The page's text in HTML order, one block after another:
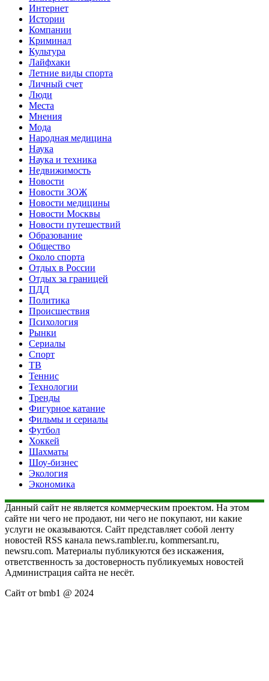
Интернет
Истории
Компании
Криминал
Культура
Лайфхаки
Летние виды спорта
Личный счет
Люди
Места
Мнения
Мода
Народная медицина
Наука
Наука и техника
Недвижимость
Новости
Новости ЗОЖ
Новости медицины
Новости Москвы
Новости путешествий
Образование
Общество
Около спорта
Отдых в России
Отдых за границей
ПДД
Политика
Происшествия
Психология
Рынки
Сериалы
Спорт
ТВ
Теннис
Технологии
Тренды
Фигурное катание
Фильмы и сериалы
Футбол
Хоккей
Шахматы
Шоу-бизнес
Экология
Экономика
Данный сайт не является коммерческим проектом. На этом
сайте ни чего не продают, ни чего не покупают, ни какие
услуги не оказываются. Сайт представляет собой ленту
новостей RSS канала news.rambler.ru, kommersant.ru,
newsru.com. Материалы публикуются без искажения,
ответственность за достоверность публикуемых новостей
Администрация сайта не несёт.
Сайт от bmb1 @ 2024